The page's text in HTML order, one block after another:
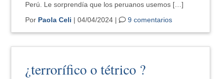
Perú. Le sorprendía que los peruanos usemos […]
Por Paola Celi | 04/04/2024 | 9 comentarios
¿terrorífico o tétrico ?